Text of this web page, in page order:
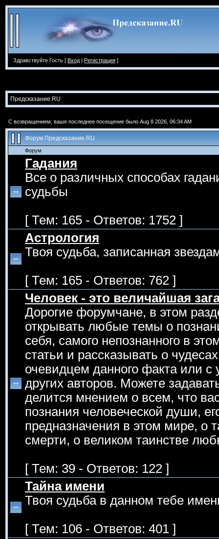
Здравствуйте Гость [ Вход | Регистрация ]
Предсказание.RU
С возвращением; ваше последнее посещение было Aug 8 2026, 06:34 AM
Форум Предсказание.RU
Форум
Гадания
Все о различных способах
судьбы
[ Тем: 165 - Ответов: 1752 ]
Астрология
Твоя судьба, записанная
[ Тем: 165 - Ответов: 762 ]
Человек - это величайшая
Дорогие форумчане, в этом
открывать любые темы о
себя, самого непознанного в
статьи и рассказывать о
очевидцем данного факта или с
других авторов. Можете
делится мнением о всем, что
познания человеческой души,
предназначения в этом мире, о
смерти, о великом таинстве
[ Тем: 39 - Ответов: 122 ]
Тайна имени
Твоя судьба в данном тебе
[ Тем: 106 - Ответов: 401 ]